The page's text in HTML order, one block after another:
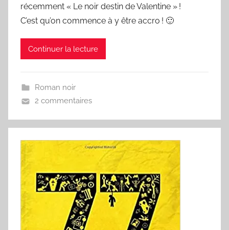
récemment « Le noir destin de Valentine » !
C’est qu’on commence à y être accro ! 🙂
Continuer la lecture
Roman noir
2 commentaires